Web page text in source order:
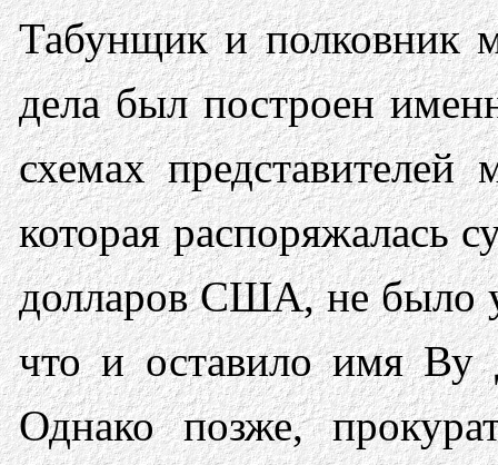
Табунщик и полковник
дела был построен
схемах
которая распоряжалась
долларов США, не было
что и оставило имя Ву
Однако позже,